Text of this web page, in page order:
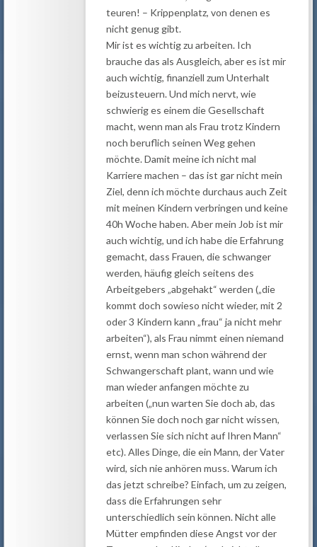
teuren! – Krippenplatz, von denen es
nicht genug gibt.
Mir ist es wichtig zu arbeiten. Ich
brauche das als Ausgleich, aber es ist mir
auch wichtig, finanziell zum Unterhalt
beizusteuern. Und mich nervt, wie
schwierig es einem die Gesellschaft
macht, wenn man als Frau trotz Kindern
noch beruflich seinen Weg gehen
möchte. Damit meine ich nicht mal
Karriere machen – das ist gar nicht mein
Ziel, denn ich möchte durchaus auch Zeit
mit meinen Kindern verbringen und keine
40h Woche haben. Aber mein Job ist mir
auch wichtig, und ich habe die Erfahrung
gemacht, dass Frauen, die schwanger
werden, häufig gleich seitens des
Arbeitgebers „abgehakt“ werden („die
kommt doch sowieso nicht wieder, mit 2
oder 3 Kindern kann „frau“ ja nicht mehr
arbeiten“), als Frau nimmt einen niemand
ernst, wenn man schon während der
Schwangerschaft plant, wann und wie
man wieder anfangen möchte zu
arbeiten („nun warten Sie doch ab, das
können Sie doch noch gar nicht wissen,
verlassen Sie sich nicht auf Ihren Mann“
etc). Alles Dinge, die ein Mann, der Vater
wird, sich nie anhören muss. Warum ich
das jetzt schreibe? Einfach, um zu zeigen,
dass die Erfahrungen sehr
unterschiedlich sein können. Nicht alle
Mütter empfinden diese Angst vor der